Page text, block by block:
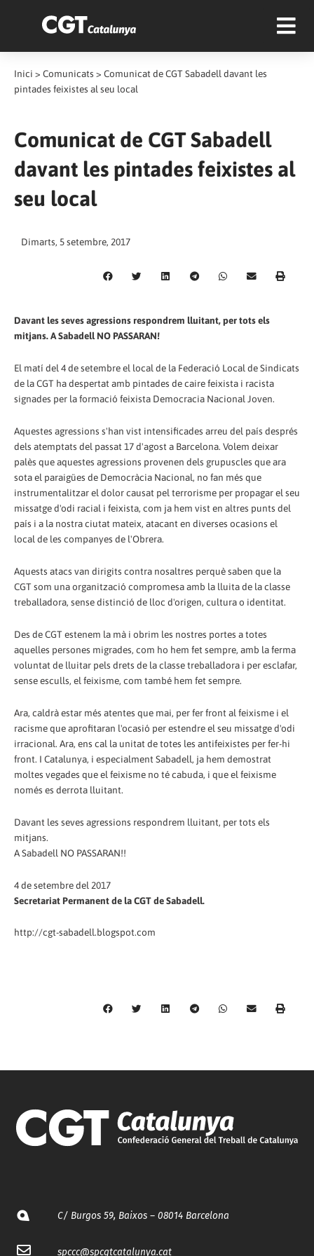
Inici > Comunicats > Comunicat de CGT Sabadell davant les
pintades feixistes al seu local
Comunicat de CGT Sabadell
davant les pintades feixistes al
seu local
Dimarts, 5 setembre, 2017
Davant les seves agressions respondrem lluitant, per tots els
mitjans. A Sabadell NO PASSARAN!
El matí del 4 de setembre el local de la Federació Local de Sindicats
de la CGT ha despertat amb pintades de caire feixista i racista
signades per la formació feixista Democracia Nacional Joven.
Aquestes agressions s'han vist intensificades arreu del país després
dels atemptats del passat 17 d'agost a Barcelona. Volem deixar
palès que aquestes agressions provenen dels grupuscles que ara
sota el paraigües de Democràcia Nacional, no fan més que
instrumentalitzar el dolor causat pel terrorisme per propagar el seu
missatge d'odi racial i feixista, com ja hem vist en altres punts del
país i a la nostra ciutat mateix, atacant en diverses ocasions el
local de les companyes de l'Obrera.
Aquests atacs van dirigits contra nosaltres perquè saben que la
CGT som una organització compromesa amb la lluita de la classe
treballadora, sense distinció de lloc d'origen, cultura o identitat.
Des de CGT estenem la mà i obrim les nostres portes a totes
aquelles persones migrades, com ho hem fet sempre, amb la ferma
voluntat de lluitar pels drets de la classe treballadora i per esclafar,
sense esculls, el feixisme, com també hem fet sempre.
Ara, caldrà estar més atentes que mai, per fer front al feixisme i el
racisme que aprofitaran l'ocasió per estendre el seu missatge d'odi
irracional. Ara, ens cal la unitat de totes les antifeixistes per fer-hi
front. I Catalunya, i especialment Sabadell, ja hem demostrat
moltes vegades que el feixisme no té cabuda, i que el feixisme
només es derrota lluitant.
Davant les seves agressions respondrem lluitant, per tots els
mitjans.
A Sabadell NO PASSARAN!!
4 de setembre del 2017
Secretariat Permanent de la CGT de Sabadell.
http://cgt-sabadell.blogspot.com
C/ Burgos 59, Baixos – 08014 Barcelona
spccc@spcgtcatalunya.cat